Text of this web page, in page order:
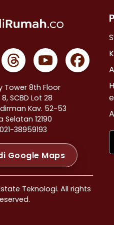
Baru >
>
Abang >
>
Hilir >
Selatan >
>
Selatan >
Selatan >
Agung >
Pinang >
Baru >
Prapatan >
Tower 8th Floor
SCBD Lot 28
Kav. 52-53
Selatan 12190
38959193
Google Maps
Teknologi. All rights